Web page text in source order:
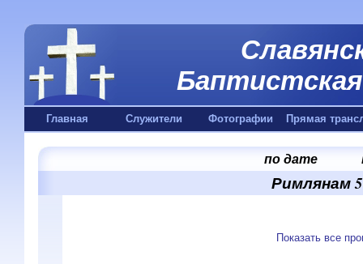
Главная Служители Фотографии Прямая
по дате
Римлянам
Показать все